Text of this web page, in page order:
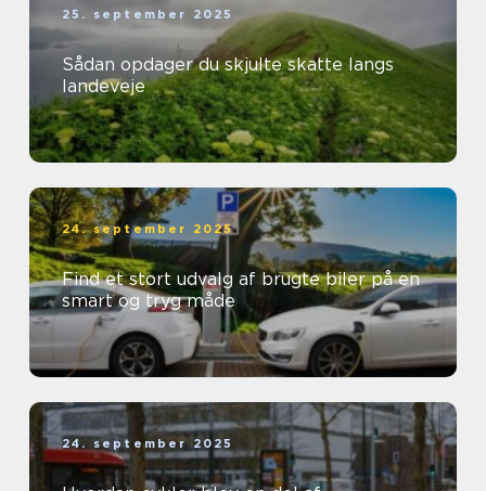
25. september 2025
Sådan opdager du skjulte skatte langs
landeveje
24. september 2025
Find et stort udvalg af brugte biler på en
smart og tryg måde
24. september 2025